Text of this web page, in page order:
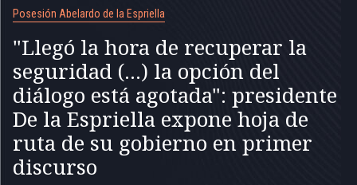
Posesión Abelardo de la Espriella
"Llegó la hora de recuperar la
seguridad (...) la opción del
diálogo está agotada": presidente
De la Espriella expone hoja de
ruta de su gobierno en primer
discurso